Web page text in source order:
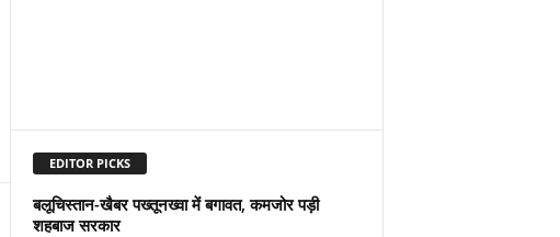
EDITOR PICKS
बलूचिस्तान-खैबर पख्तूनख्वा में बगावत, कमजोर पड़ी
शहबाज सरकार